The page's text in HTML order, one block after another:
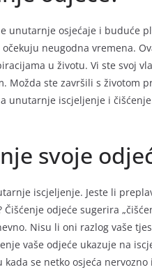
unutarnje osjećaje i buduće
neugodna vremena.
u životu. Vi ste svoj
Možda ste završili s životom
unutarnje iscjeljenje i
svoje
iscjeljenje. Jeste li
odjeće sugerira
Nisu li oni razlog vaše
vaše odjeće ukazuje na
se netko osjeća